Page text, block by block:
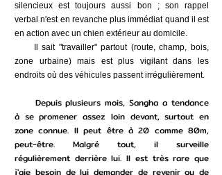
silencieux est toujours aussi bon ; son rappel
verbal n'est en revanche plus immédiat quand il est
en action avec un chien extérieur au domicile.
Il sait "travailler" partout (route, champ, bois,
zone urbaine) mais est plus vigilant dans les
endroits où des véhicules passent irrégulièrement.
Depuis plusieurs mois, Sangha a tendance
à se promener assez loin devant, surtout en
zone connue. Il peut être à 20 comme 80m,
peut-être. Malgré tout, il surveille
régulièrement derrière lui. Il est très rare que
j'aie besoin de lui demander de revenir ou de